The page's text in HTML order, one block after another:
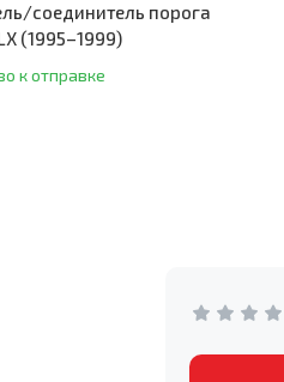
соединитель порога
(1995–1999)
к отправке